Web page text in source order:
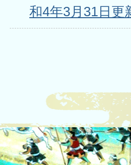
和4年3月31日更